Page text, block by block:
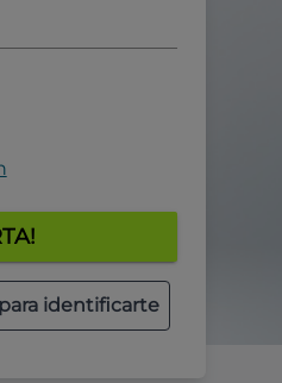
identificarte